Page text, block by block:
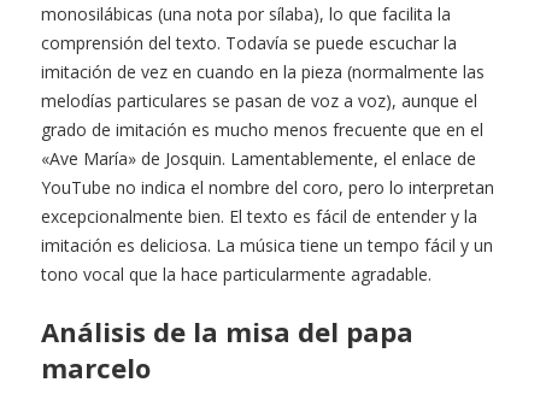
monosilábicas (una nota por sílaba), lo que facilita la
comprensión del texto. Todavía se puede escuchar la
imitación de vez en cuando en la pieza (normalmente las
melodías particulares se pasan de voz a voz), aunque el
grado de imitación es mucho menos frecuente que en el
«Ave María» de Josquin. Lamentablemente, el enlace de
YouTube no indica el nombre del coro, pero lo interpretan
excepcionalmente bien. El texto es fácil de entender y la
imitación es deliciosa. La música tiene un tempo fácil y un
tono vocal que la hace particularmente agradable.
Análisis de la misa del papa
marcelo